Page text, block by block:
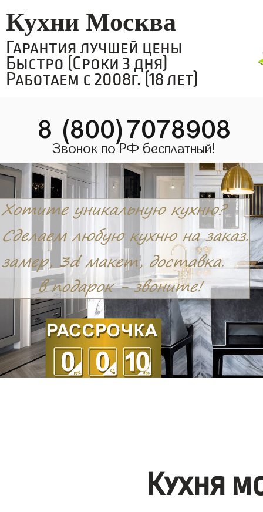
Кухни Москва
Гарантия лучшей цены
Быстро (Сроки 3 дня)
Работаем с 2008г. (18 лет)
8 (800)7078908
Звонок по РФ бесплатный!
Кухня